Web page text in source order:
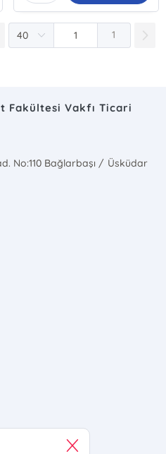
1
Fakültesi Vakfı Ticari
No:110 Bağlarbaşı / Üsküdar